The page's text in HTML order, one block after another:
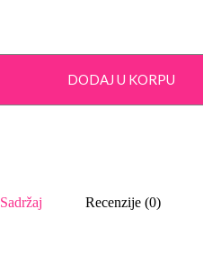
DODAJ U KORPU
Sadržaj Recenzije (0)